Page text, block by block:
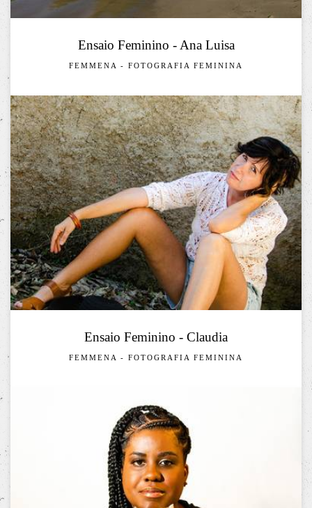
Ensaio Feminino - Ana Luisa
FEMMENA - FOTOGRAFIA FEMININA
Ensaio Feminino - Claudia
FEMMENA - FOTOGRAFIA FEMININA